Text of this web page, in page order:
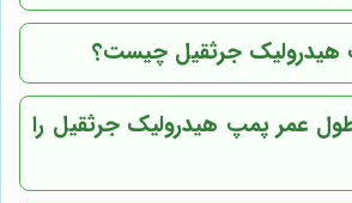
هیدرولیک جرثقیل چیست؟
عمر پمپ هیدرولیک جرثقیل را